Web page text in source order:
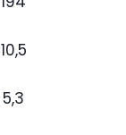
10,5
5,3